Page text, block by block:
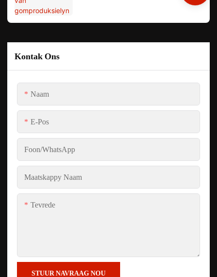
Kontak Ons
Naam
E-Pos
Foon/whatsApp
Maatskappy Naam
Tevrede
STUUR NAVRAAG NOU